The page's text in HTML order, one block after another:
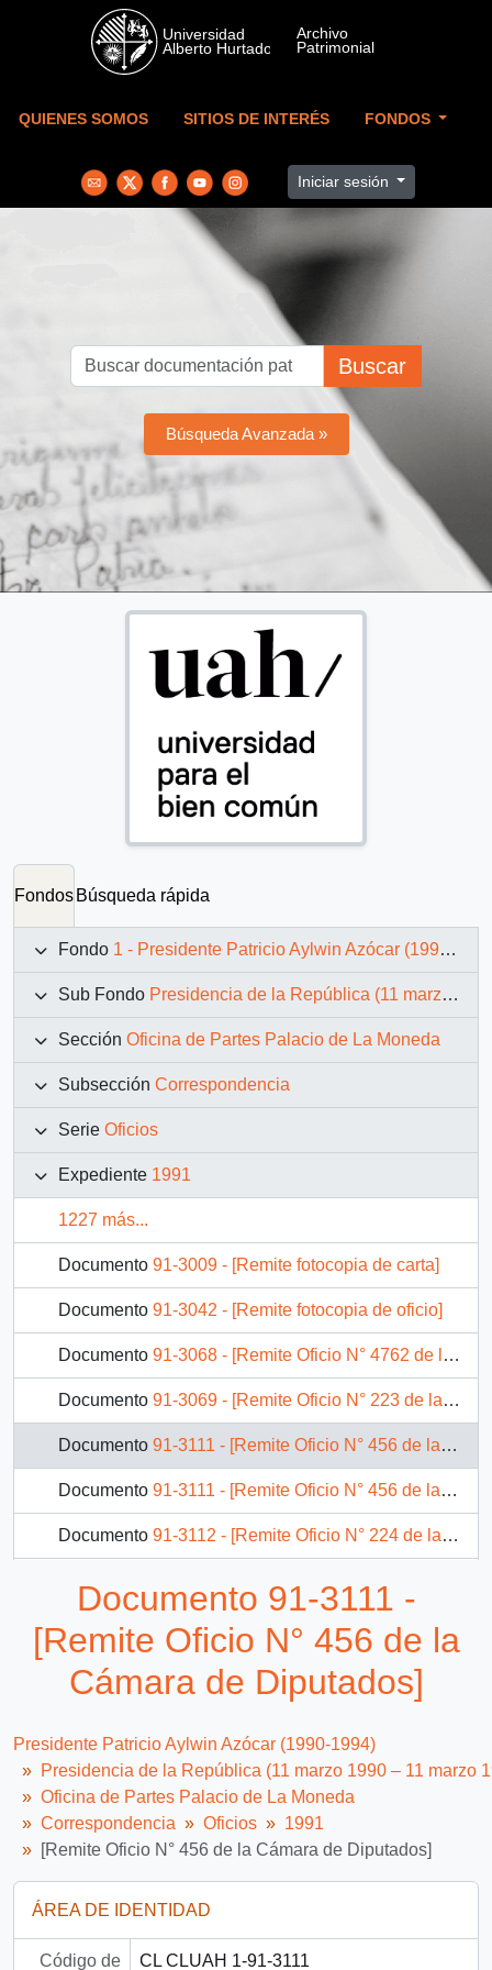
Skip to main content
QUIENES SOMOS SITIOS DE INTERÉS FONDOS
Iniciar sesión
Buscar
Búsqueda Avanzada »
Fondos Búsqueda rápida
Fondo 1 - Presidente Patricio Aylwin Azócar (1990-1994)
Sub Fondo Presidencia de la República (11 marzo 1990 – 11 marzo 1994)
Sección Oficina de Partes Palacio de La Moneda
Subsección Correspondencia
Serie Oficios
Expediente 1991
1227 más...
Documento 91-3009 - [Remite fotocopia de carta]
Documento 91-3042 - [Remite fotocopia de oficio]
Documento 91-3068 - [Remite Oficio N° 4762 de la Cámara de Diputados]
Documento 91-3069 - [Remite Oficio N° 223 de la Cámara de Diputados]
Documento 91-3111 - [Remite Oficio N° 456 de la Cámara de Diputados]
Documento 91-3111 - [Remite Oficio N° 456 de la Cámara de Diputados]
Documento 91-3112 - [Remite Oficio N° 224 de la Cámara de Diputados]
Documento 91-3114 - [Remite Oficio N° 449 de la Cámara de Diputados]
1188 más...
Documento 91-3111 -
[Remite Oficio N° 456 de la
Cámara de Diputados]
Presidente Patricio Aylwin Azócar (1990-1994)
Presidencia de la República (11 marzo 1990 – 11 marzo
Oficina de Partes Palacio de La Moneda
Correspondencia
Oficios
1991
[Remite Oficio N° 456 de la Cámara de Diputados]
ÁREA DE IDENTIDAD
Código de CL CLUAH 1-91-3111